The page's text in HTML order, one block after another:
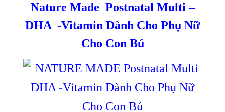
Nature Made Postnatal Multi –
DHA -Vitamin Dành Cho Phụ Nữ
Cho Con Bú